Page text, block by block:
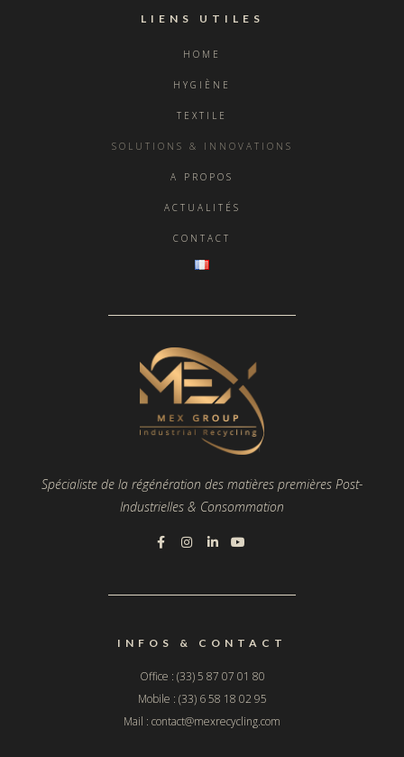
LIENS UTILES
HOME
HYGIÈNE
TEXTILE
SOLUTIONS & INNOVATIONS
A PROPOS
ACTUALITÉS
CONTACT
Spécialiste de la régénération des matières premières Post-
Industrielles & Consommation
INFOS & CONTACT
Office : (33) 5 87 07 01 80
Mobile : (33) 6 58 18 02 95
Mail : contact@mexrecycling.com